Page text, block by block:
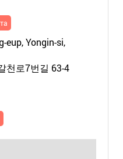
eup, Yongin-si,
천로7번길 63-4